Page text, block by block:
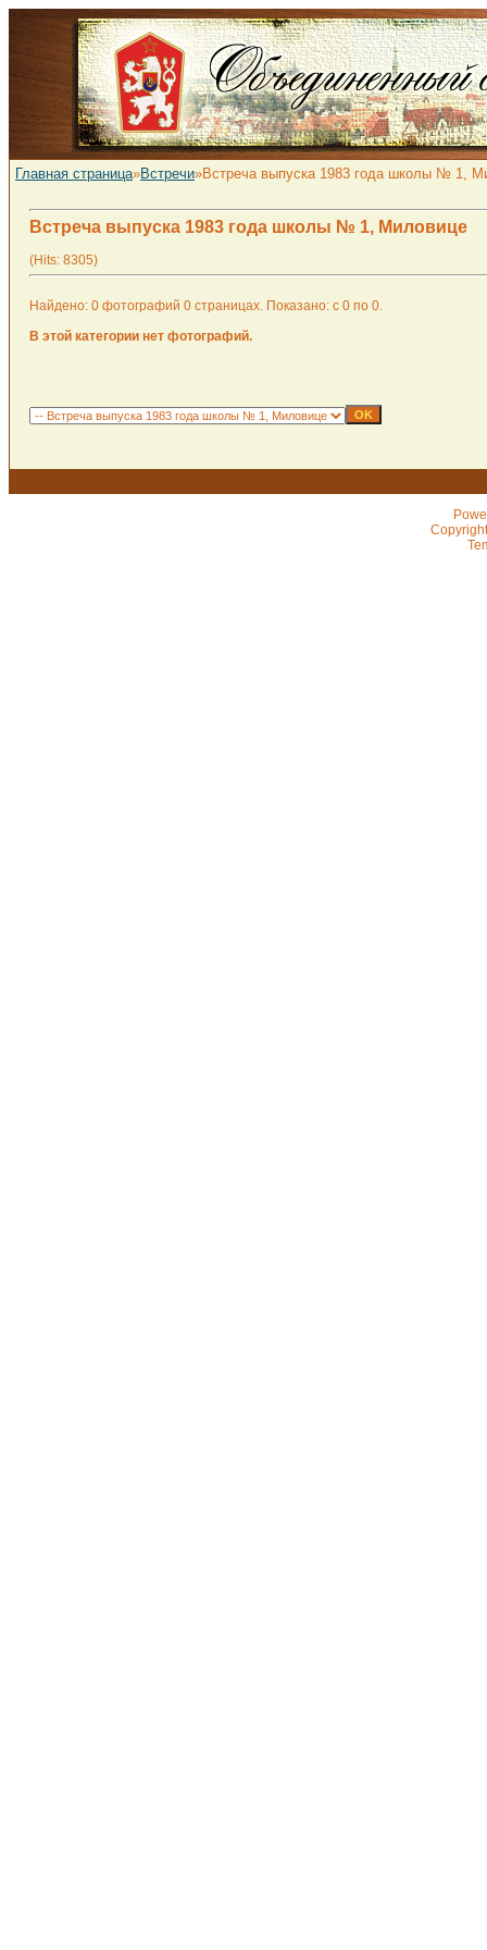
Главная страница»Встречи»Встреча выпуска 1983 года школы № 1,
Встреча выпуска 1983 года школы № 1, Миловице
(Hits: 8305)
Найдено: 0 фотографий 0 страницах. Показано: с 0 по 0.
В этой категории нет фотографий.